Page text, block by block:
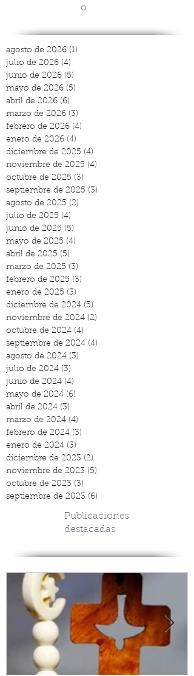
o
agosto de 2026 (1)
julio de 2026 (4)
junio de 2026 (5)
mayo de 2026 (5)
abril de 2026 (6)
marzo de 2026 (3)
febrero de 2026 (4)
enero de 2026 (4)
diciembre de 2025 (4)
noviembre de 2025 (4)
octubre de 2025 (3)
septiembre de 2025 (3)
agosto de 2025 (2)
julio de 2025 (4)
junio de 2025 (5)
mayo de 2025 (4)
abril de 2025 (5)
marzo de 2025 (3)
febrero de 2025 (3)
enero de 2025 (3)
diciembre de 2024 (5)
noviembre de 2024 (2)
octubre de 2024 (4)
septiembre de 2024 (4)
agosto de 2024 (3)
julio de 2024 (3)
junio de 2024 (4)
mayo de 2024 (6)
abril de 2024 (3)
marzo de 2024 (4)
febrero de 2024 (3)
enero de 2024 (3)
diciembre de 2023 (2)
noviembre de 2023 (5)
octubre de 2023 (3)
septiembre de 2023 (6)
Publicaciones
destacadas